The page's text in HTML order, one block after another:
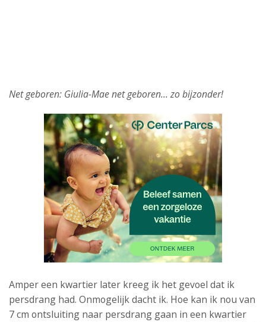
Net geboren: Giulia-Mae net geboren… zo bijzonder!
Amper een kwartier later kreeg ik het gevoel dat ik
persdrang had. Onmogelijk dacht ik. Hoe kan ik nou van
7 cm ontsluiting naar persdrang gaan in een kwartier